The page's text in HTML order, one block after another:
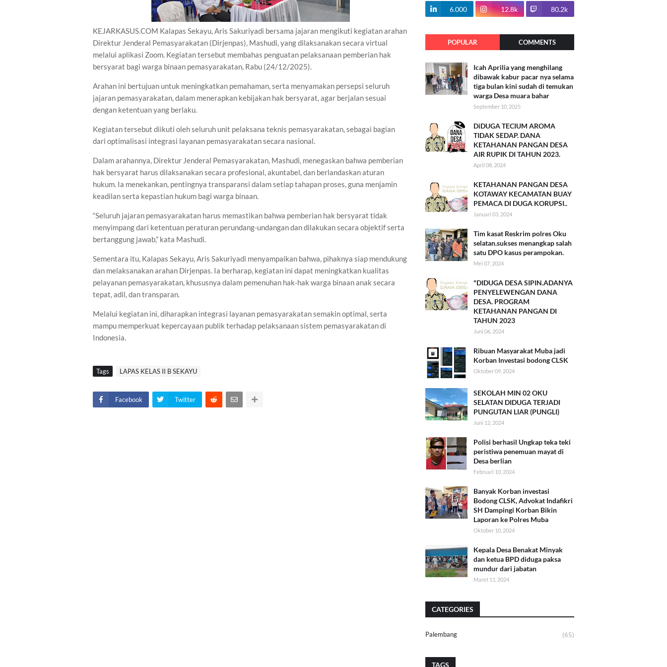
KEJARKASUS.COM Kalapas Sekayu, Aris Sakuriyadi bersama jajaran mengikuti kegiatan arahan
Direktur Jenderal Pemasyarakatan (Dirjenpas), Mashudi, yang dilaksanakan secara virtual
melalui aplikasi Zoom. Kegiatan tersebut membahas penguatan pelaksanaan pemberian hak
bersyarat bagi warga binaan pemasyarakatan, Rabu (24/12/2025).
Arahan ini bertujuan untuk meningkatkan pemahaman, serta menyamakan persepsi seluruh
jajaran pemasyarakatan, dalam menerapkan kebijakan hak bersyarat, agar berjalan sesuai
dengan ketentuan yang berlaku.
Kegiatan tersebut diikuti oleh seluruh unit pelaksana teknis pemasyarakatan, sebagai bagian
dari optimalisasi integrasi layanan pemasyarakatan secara nasional.
Dalam arahannya, Direktur Jenderal Pemasyarakatan, Mashudi, menegaskan bahwa pemberian
hak bersyarat harus dilaksanakan secara profesional, akuntabel, dan berlandaskan aturan
hukum. Ia menekankan, pentingnya transparansi dalam setiap tahapan proses, guna menjamin
keadilan serta kepastian hukum bagi warga binaan.
“Seluruh jajaran pemasyarakatan harus memastikan bahwa pemberian hak bersyarat tidak
menyimpang dari ketentuan peraturan perundang-undangan dan dilakukan secara objektif serta
bertanggung jawab,” kata Mashudi.
Sementara itu, Kalapas Sekayu, Aris Sakuriyadi menyampaikan bahwa, pihaknya siap mendukung
dan melaksanakan arahan Dirjenpas. Ia berharap, kegiatan ini dapat meningkatkan kualitas
pelayanan pemasyarakatan, khususnya dalam pemenuhan hak-hak warga binaan anak secara
tepat, adil, dan transparan.
Melalui kegiatan ini, diharapkan integrasi layanan pemasyarakatan semakin optimal, serta
mampu memperkuat kepercayaan publik terhadap pelaksanaan sistem pemasyarakatan di
Indonesia.
Tags LAPAS KELAS II B SEKAYU
Facebook Twitter
100.7k
6.000 12.8k 80.2k
POPULAR COMMENTS
Icah Aprilia yang menghilang
dibawak kabur pacar nya selama
tiga bulan kini sudah di temukan
warga Desa muara bahar
September 10, 2025
DiDUGA TECIUM AROMA
TIDAK SEDAP. DANA
KETAHANAN PANGAN DESA
AIR RUPIK DI TAHUN 2023.
April 08, 2024
KETAHANAN PANGAN DESA
KOTAWAY KECAMATAN BUAY
PEMACA DI DUGA KORUPSI..
Januari 03, 2024
Tim kasat Reskrim polres Oku
selatan.sukses menangkap salah
satu DPO kasus perampokan.
Mei 07, 2024
"DIDUGA DESA SIPIN.ADANYA
PENYELEWENGAN DANA
DESA. PROGRAM
KETAHANAN PANGAN DI
TAHUN 2023
Juni 06, 2024
Ribuan Masyarakat Muba jadi
Korban Investasi bodong CLSK
Oktober 09, 2024
SEKOLAH MIN 02 OKU
SELATAN DIDUGA TERJADI
PUNGUTAN LIAR (PUNGLI)
Juni 12, 2024
Polisi berhasil Ungkap teka teki
peristiwa penemuan mayat di
Desa berlian
Februari 10, 2024
Banyak Korban investasi
Bodong CLSK, Advokat Indafikri
SH Dampingi Korban Bikin
Laporan ke Polres Muba
Oktober 10, 2024
Kepala Desa Benakat Minyak
dan ketua BPD diduga paksa
mundur dari jabatan
Maret 11, 2024
CATEGORIES
Palembang (65)
TAGS